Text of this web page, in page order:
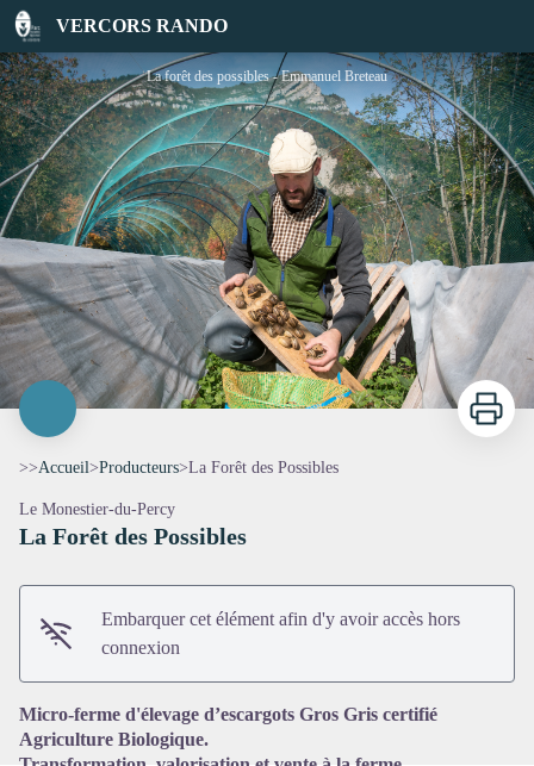
VERCORS RANDO
La Forêt des Possibles
La forêt des possibles - Emmanuel Breteau
Imprimer
>>Accueil>Producteurs>La Forêt des Possibles
Le Monestier-du-Percy
La Forêt des Possibles
Embarquer cet élément afin d'y avoir accès hors
connexion
Micro-ferme d'élevage d’escargots Gros Gris certifié
Agriculture Biologique.